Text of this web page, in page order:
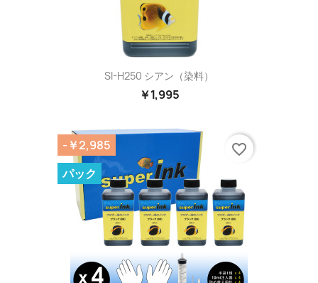
SI-H250 シアン（染料）
￥1,995
-￥2,985
パック
favorite_border